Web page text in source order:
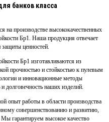
банков класса
производстве высококачественных
Бр1. Наша продукция отвечает
ценностей.
Бр1 изготавливаются из
прочностью и стойкостью к пулевым
и инновационные методы
долговечность наших изделий.
опыт работы в области производства
совершенствованию и развитию,
гарантируем высокое качество